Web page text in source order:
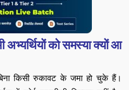
अभ्यर्थियों को समस्या क्यों आ
किसी रुकावट के जमा हो चुके हैं।